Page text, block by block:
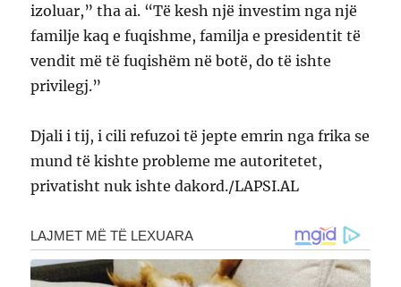
izoluar,” tha ai. “Të kesh një investim nga një
familje kaq e fuqishme, familja e presidentit të
vendit më të fuqishëm në botë, do të ishte
privilegj.”
Djali i tij, i cili refuzoi të jepte emrin nga frika se
mund të kishte probleme me autoritetet,
privatisht nuk ishte dakord./LAPSI.AL